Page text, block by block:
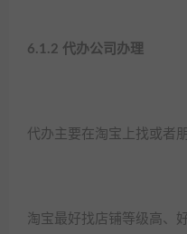
6.1.2 代办公司办理​
代办主要在淘宝上找或者
淘宝最好找店铺等级高、